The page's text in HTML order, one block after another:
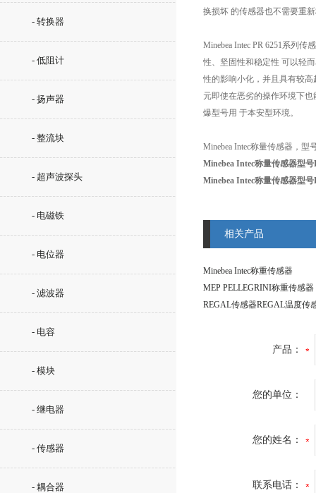
- 转换器
- 低阻计
- 扬声器
- 整流块
- 超声波探头
- 电磁铁
- 电位器
- 滤波器
- 电容
- 模块
- 继电器
- 传感器
- 耦合器
换损坏 的传感器也不需要重
Minebea Intec PR 6251系列
性、坚固性和稳定性 可以轻
性的影响小化，并且具有较
元即使在恶劣的操作环境下
爆型号用 于本安型环境。
Minebea Intec称量传感器，型
Minebea Intec称量传感器型号
Minebea Intec称量传感器型号
相关产品
Minebea Intec称重传感器
MEP PELLEGRINI称重传感器
REGAL传感器REGAL温度传
产品：
您的单位：
您的姓名：
联系电话：